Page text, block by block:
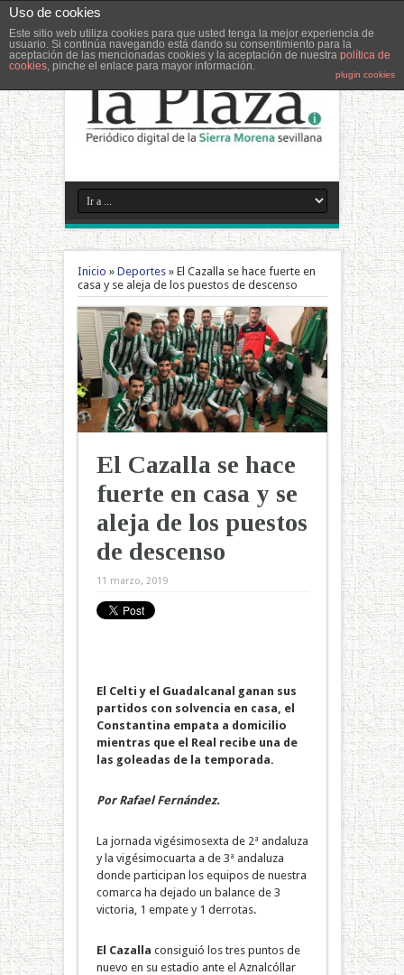
Uso de cookies
Este sitio web utiliza cookies para que usted tenga la mejor experiencia de
usuario. Si continúa navegando está dando su consentimiento para la
aceptación de las mencionadas cookies y la aceptación de nuestra política de
cookies, pinche el enlace para mayor información.
plugin cookies
Inicio » Deportes» El Cazalla se hace fuerte en
casa y se aleja de los puestos de descenso
El Cazalla se hace
fuerte en casa y se
aleja de los puestos
de descenso
11 marzo, 2019
El Celti y el Guadalcanal ganan sus
partidos con solvencia en casa, el
Constantina empata a domicilio
mientras que el Real recibe una de
las goleadas de la temporada.
Por Rafael Fernández.
La jornada vigésimosexta de 2ª andaluza
y la vigésimocuarta a de 3ª andaluza
donde participan los equipos de nuestra
comarca ha dejado un balance de 3
victoria, 1 empate y 1 derrotas.
El Cazalla consiguió los tres puntos de
nuevo en su estadio ante el Aznalcóllar